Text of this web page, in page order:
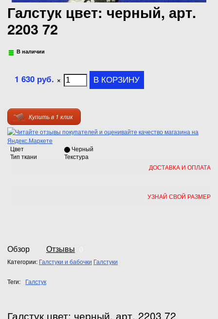
Галстук цвет: черный, арт.
2203 72
В наличии
1 630 руб. ×
Купить в 1 клик
Цвет
Черный
Тип ткани
Текстура
ДОСТАВКА И ОПЛАТА
УЗНАЙ СВОЙ РАЗМЕР
Обзор Отзывы
Категории: Галстуки и бабочки Галстуки
Теги: Галстук
Галстук цвет: черный, арт. 2203 72